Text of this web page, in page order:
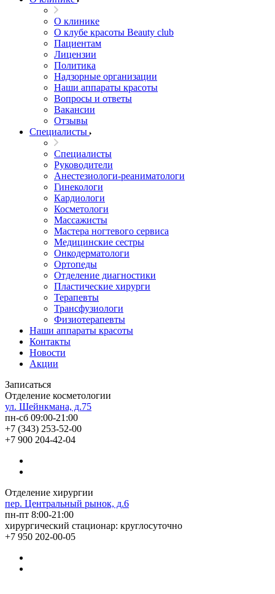
О клинике
О клубе красоты Beauty club
Пациентам
Лицензии
Политика
Надзорные организации
Наши аппараты красоты
Вопросы и ответы
Вакансии
Отзывы
Специалисты
Специалисты
Руководители
Анестезиологи-реаниматологи
Гинекологи
Кардиологи
Косметологи
Массажисты
Мастера ногтевого сервиса
Медицинские сестры
Онкодерматологи
Ортопеды
Отделение диагностики
Пластические хирурги
Терапевты
Трансфузиологи
Физиотерапевты
Наши аппараты красоты
Контакты
Новости
Акции
Записаться
Отделение косметологии
ул. Шейнкмана, д.75
пн-сб 09:00-21:00
+7 (343) 253-52-00
+7 900 204-42-04
Отделение хирургии
пер. Центральный рынок, д.6
пн-пт 8:00-21:00
хирургический стационар: круглосуточно
+7 950 202-00-05